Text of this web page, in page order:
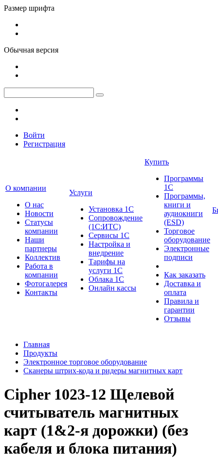
Размер шрифта
Обычная версия
Войти
Регистрация
О компании
О нас
Новости
Cтатусы
компании
Наши
партнеры
Коллектив
Работа в
компании
Фотогалерея
Контакты
Услуги
Установка 1С
Сопровождение
(1С:ИТС)
Сервисы 1С
Настройка и
внедрение
Тарифы на
услуги 1С
Облака 1С
Онлайн кассы
Купить
Программы
1С
Программы,
книги и
аудиокниги
(ESD)
Торговое
оборудование
Электронные
подписи
Как заказать
Доставка и
оплата
Правила и
гарантии
Отзывы
Главная
Продукты
Электронное торговое оборудование
Сканеры штрих-кода и ридеры магнитных карт
Cipher 1023-12 Щелевой
считыватель магнитных
карт (1&2-я дорожки) (без
кабеля и блока питания)